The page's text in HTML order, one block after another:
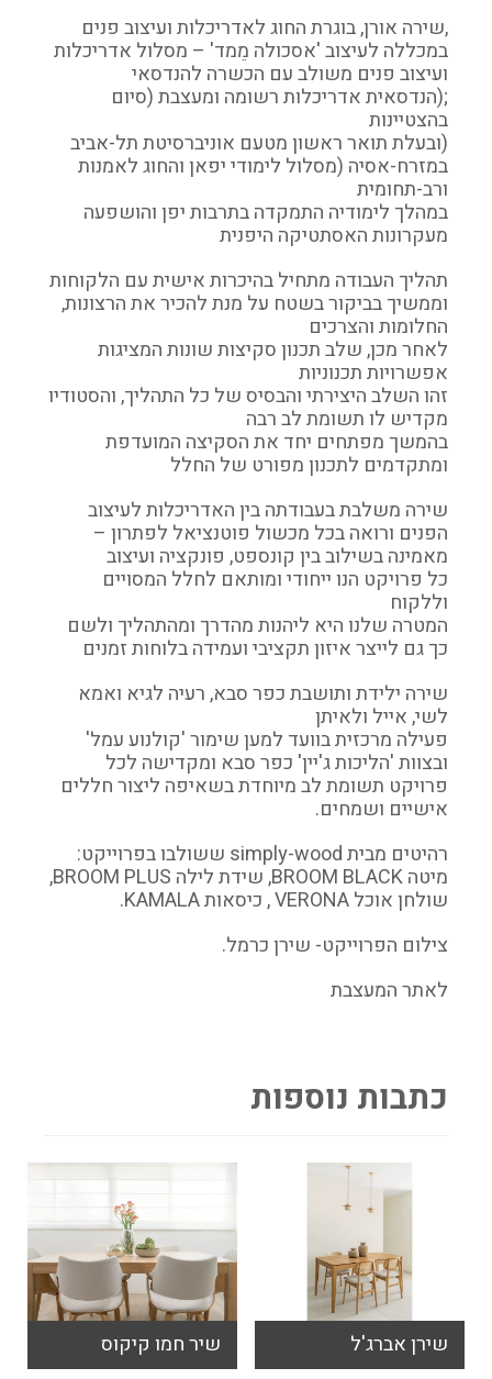
,שירה אורן, בוגרת החוג לאדריכלות ועיצוב פנים
במכללה לעיצוב 'אסכולה מֵמד' – מסלול אדריכלות
ועיצוב פנים משולב עם הכשרה להנדסאי
;(הנדסאית אדריכלות רשומה ומעצבת (סיום
בהצטיינות
(ובעלת תואר ראשון מטעם אוניברסיטת תל-אביב
במזרח-אסיה (מסלול לימודי יפאן והחוג לאמנות
ורב-תחומית
במהלך לימודיה התמקדה בתרבות יפן והושפעה
מעקרונות האסתטיקה היפנית
תהליך העבודה מתחיל בהיכרות אישית עם הלקוחות
וממשיך בביקור בשטח על מנת להכיר את הרצונות,
החלומות והצרכים
לאחר מכן, שלב תכנון סקיצות שונות המציגות
אפשרויות תכנוניות
זהו השלב היצירתי והבסיס של כל התהליך, והסטודיו
מקדיש לו תשומת לב רבה
בהמשך מפתחים יחד את הסקיצה המועדפת
ומתקדמים לתכנון מפורט של החלל
שירה משלבת בעבודתה בין האדריכלות לעיצוב
הפנים ורואה בכל מכשול פוטנציאל לפתרון –
מאמינה בשילוב בין קונספט, פונקציה ועיצוב
כל פרויקט הנו ייחודי ומותאם לחלל המסויים
וללקוח
המטרה שלנו היא ליהנות מהדרך ומהתהליך ולשם
כך גם לייצר איזון תקציבי ועמידה בלוחות זמנים
שירה ילידת ותושבת כפר סבא, רעיה לגיא ואמא
לשי, אייל ולאיתן
פעילה מרכזית בוועד למען שימור 'קולנוע עמל'
ובצוות 'הליכות ג'יין' כפר סבא ומקדישה לכל
פרויקט תשומת לב מיוחדת בשאיפה ליצור חללים
אישיים ושמחים.
רהיטים מבית simply-wood ששולבו בפרוייקט:
מיטה BROOM BLACK, שידת לילה BROOM PLUS,
שולחן אוכל VERONA , כיסאות KAMALA.
צילום הפרוייקט- שירן כרמל.
לאתר המעצבת
כתבות נוספות
שירן אברג'ל שיר חמו קיקוס